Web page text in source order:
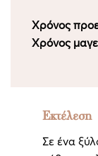
Χρόνος
Χρόνος
Εκτέλεση
Σε ένα